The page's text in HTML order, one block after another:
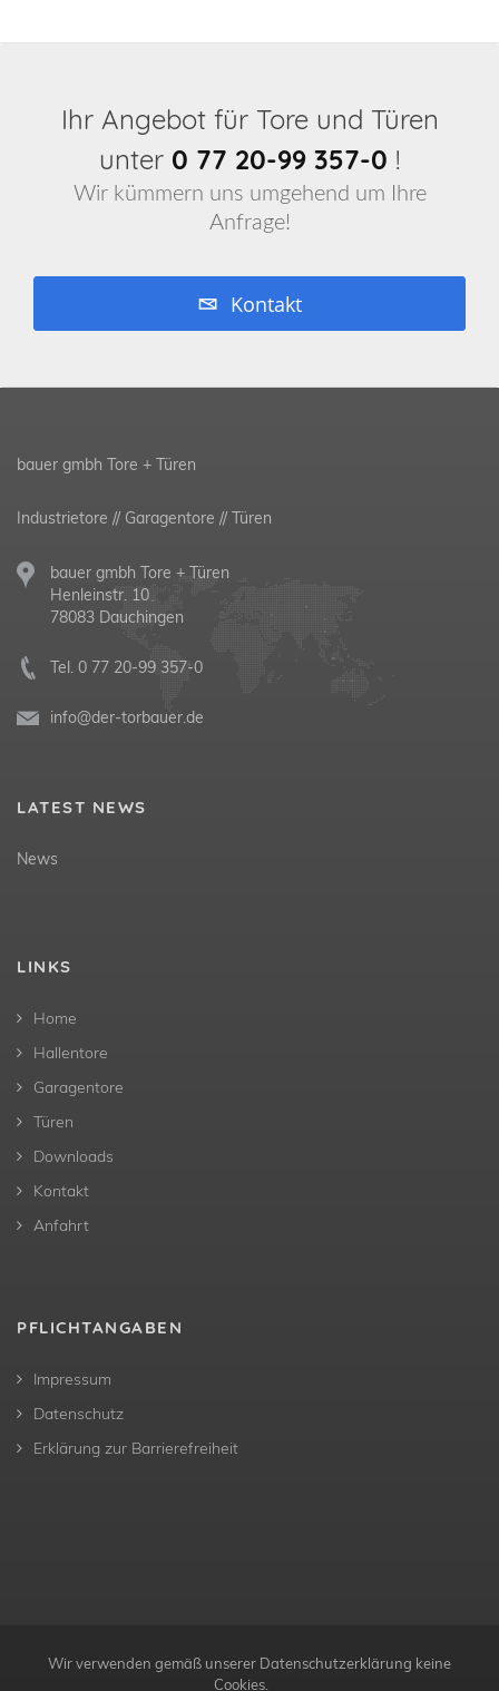
Ihr Angebot für Tore und Türen
unter 0 77 20-99 357-0 !
Wir kümmern uns umgehend um Ihre
Anfrage!
Kontakt
bauer gmbh Tore + Türen
Industrietore // Garagentore // Türen
bauer gmbh Tore + Türen
Henleinstr. 10
78083 Dauchingen
Tel. 0 77 20-99 357-0
info@der-torbauer.de
LATEST NEWS
News
LINKS
Home
Hallentore
Garagentore
Türen
Downloads
Kontakt
Anfahrt
PFLICHTANGABEN
Impressum
Datenschutz
Erklärung zur Barrierefreiheit
Wir verwenden gemäß unserer Datenschutzerklärung keine
Cookies.